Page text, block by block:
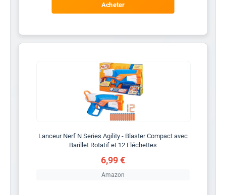
Acheter
Lanceur Nerf N Series Agility - Blaster Compact avec
Barillet Rotatif et 12 Fléchettes
6,99 €
Amazon